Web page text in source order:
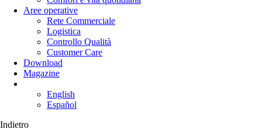
Aree operative
Rete Commerciale
Logistica
Controllo Qualità
Customer Care
Download
Magazine
English
Español
Indietro